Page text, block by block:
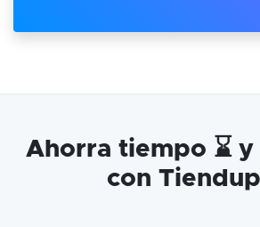
Ahorra tiempo ⌛
con